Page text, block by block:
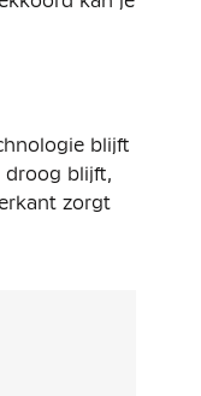
blijft
droog blijft,
zorgt